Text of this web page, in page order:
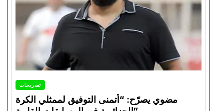
تصريحات
مضوي يصرّح: “أتمنى التوفيق لممثلي الكرة